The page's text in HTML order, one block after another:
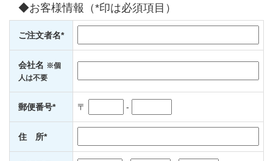
◆お客様情報（*印は必須項目）
ご注文者名*
会社名 ※個
人は不要
郵便番号* 〒 -
住 所*